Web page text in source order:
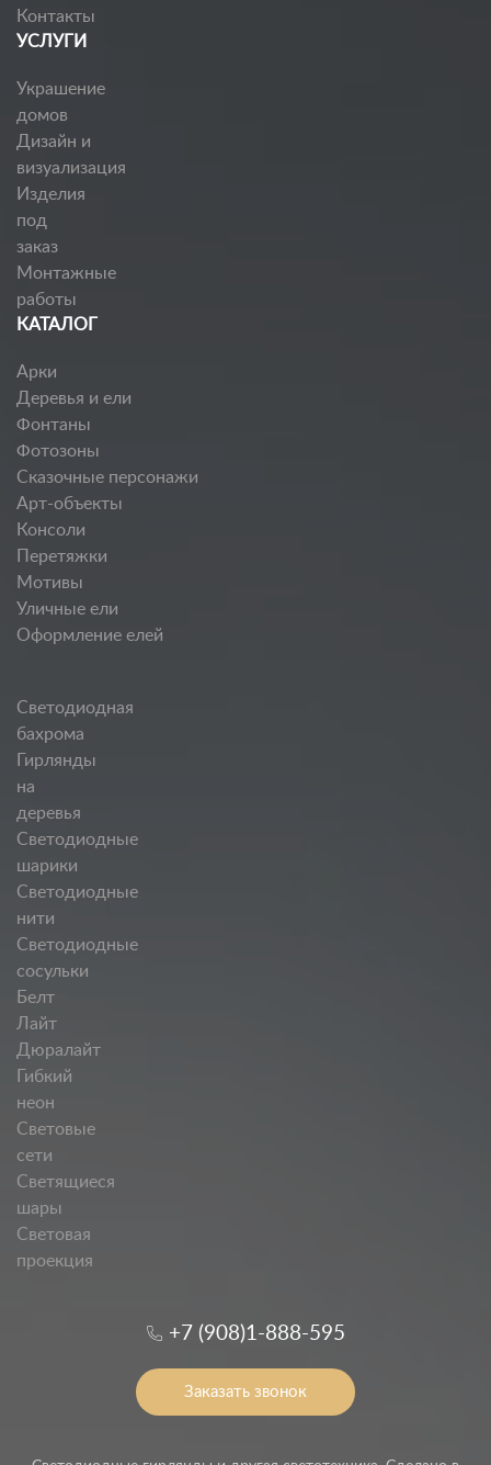
Контакты
УСЛУГИ
Украшение
домов
Дизайн и
визуализация
Изделия
под
заказ
Монтажные
работы
КАТАЛОГ
Арки
Деревья и ели
Фонтаны
Фотозоны
Сказочные персонажи
Арт-объекты
Консоли
Перетяжки
Мотивы
Уличные ели
Оформление елей
Светодиодная
бахрома
Гирлянды
на
деревья
Светодиодные
шарики
Светодиодные
нити
Светодиодные
сосульки
Белт
Лайт
Дюралайт
Гибкий
неон
Световые
сети
Светящиеся
шары
Световая
проекция
+7 (908)1-888-595
Заказать звонок